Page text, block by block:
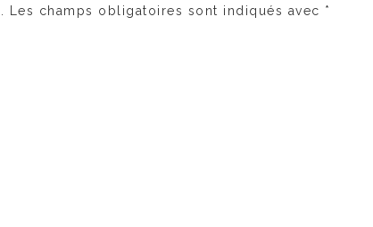
Les champs obligatoires sont indiqués avec *